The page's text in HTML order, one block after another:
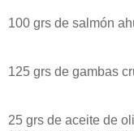
100 grs de salmón
125 grs de gambas
25 grs de aceite de